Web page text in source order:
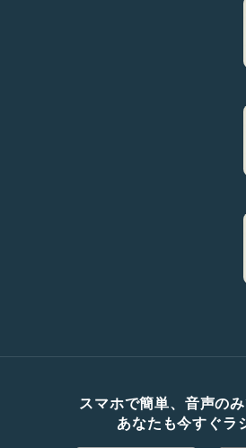
スマホで簡単、音声の
あなたも今すぐラ